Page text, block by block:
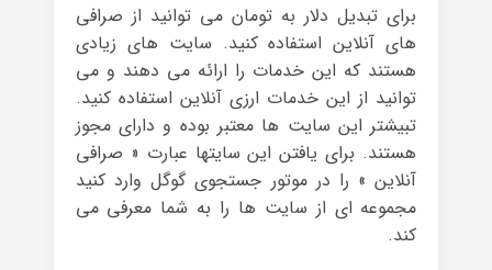
برای تبدیل دلار به تومان می توانید از صرافی
های آنلاین استفاده کنید. سایت های زیادی
هستند که این خدمات را ارائه می دهند و می
توانید از این خدمات ارزی آنلاین استفاده کنید.
تبیشتر این سایت ها معتبر بوده و دارای مجوز
هستند. برای یافتن این سایتها عبارت « صرافی
آنلاین » را در موتور جستجوی گوگل وارد کنید
مجموعه ای از سایت ها را به شما معرفی می
کند.